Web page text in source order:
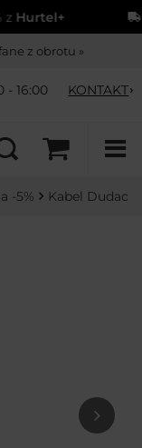
Hurtel+
z obrotu »
- 16:00 KONTAKT
-5% Kabel Dudao